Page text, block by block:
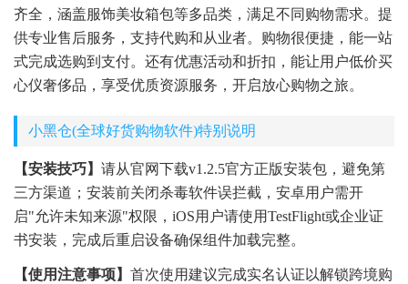
齐全，涵盖服饰美妆箱包等多品类，满足不同购物需求。提
供专业售后服务，支持代购和从业者。购物很便捷，能一站
式完成选购到支付。还有优惠活动和折扣，能让用户低价买
心仪奢侈品，享受优质资源服务，开启放心购物之旅。
小黑仓(全球好货购物软件)特别说明
【安装技巧】 请从官网下载v1.2.5官方正版安装包，避免第
三方渠道；安装前关闭杀毒软件误拦截，安卓用户需开
启"允许未知来源"权限，iOS用户请使用TestFlight或企业证
书安装，完成后重启设备确保组件加载完整。
【使用注意事项】 首次使用建议完成实名认证以解锁跨境购